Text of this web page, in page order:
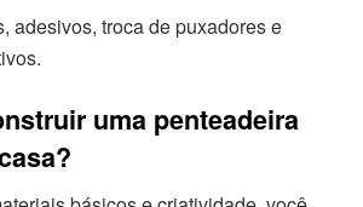
adesivos, troca de puxadores e
uma penteadeira